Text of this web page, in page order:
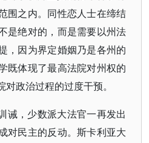
围之内。同性恋人士在缔结
是绝对的，而是需要以州法
，因为界定婚姻乃是各州的
既体现了最高法院对州权的
政治过程的过度干预。
诫，少数派大法官一再发出
对民主的反动。斯卡利亚大